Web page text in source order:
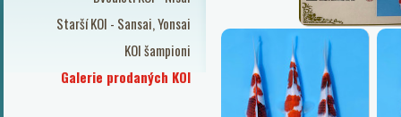
Starší KOI - Sansai, Yonsai
KOI šampioni
Galerie prodaných KOI